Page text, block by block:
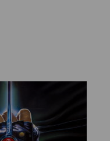
necítila tak blízko